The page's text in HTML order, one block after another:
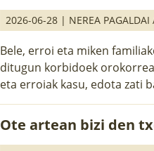
2026-06-28 | NEREA
Bele, erroi eta miken
ditugun korbidoek
eta erroiak kasu, edota zati
Ote artean bizi den